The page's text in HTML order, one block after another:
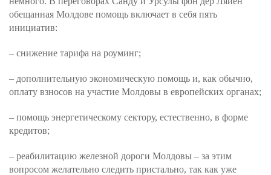
обещанная Молдове помощь включает в себя пять
инициатив:
– снижение тарифа на роуминг;
– дополнительную экономическую помощь и, как обычно,
оплату взносов на участие Молдовы в европейских органах;
– помощь энергетическому сектору, естественно, в форме
кредитов;
– реабилитацию железной дороги Молдовы – за этим
вопросом желательно следить пристально, так как уже